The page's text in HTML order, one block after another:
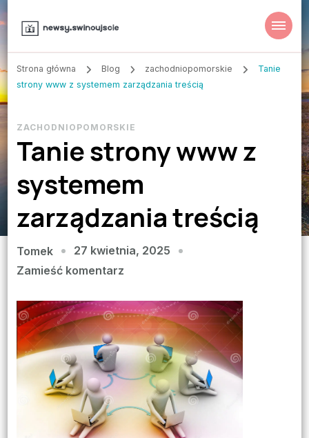
Strona główna Blog zachodniopomorskie
Tanie
strony www z systemem zarządzania treścią
ZACHODNIOPOMORSKIE
Tanie strony www z
systemem
zarządzania treścią
Tomek
27 kwietnia, 2025
Zamieść komentarzwe
Tanie
strony
www
z
systemem
zarządzania
treścią